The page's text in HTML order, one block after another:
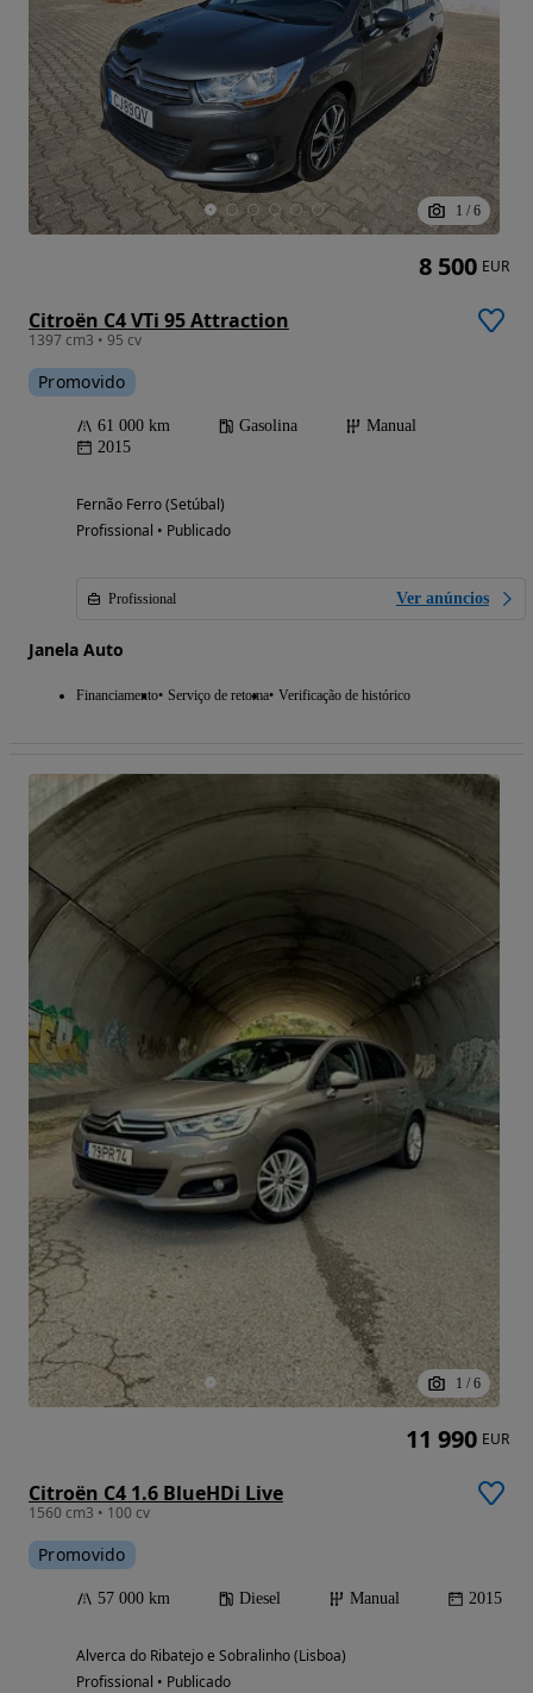
1 / 6
Citroën C4 VTi 95 Attraction
1397 cm3 • 95 cv
Promovido
61 000 km Gasolina
Manual
2015
Fernão Ferro (Setúbal)
Profissional • Publicado
Profissional Ver anúncios
Janela Auto
Financiamento Serviço de retoma Verificação de histórico
8 500 EUR
1 / 6
Citroën C4 1.6 BlueHDi Live
1560 cm3 • 100 cv
Promovido
57 000 km Diesel Manual 2015
Alverca do Ribatejo e Sobralinho (Lisboa)
Profissional • Publicado
11 990 EUR